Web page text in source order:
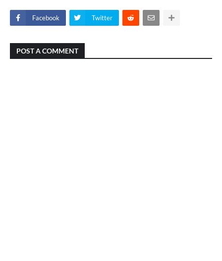
Facebook Twitter
POST A COMMENT